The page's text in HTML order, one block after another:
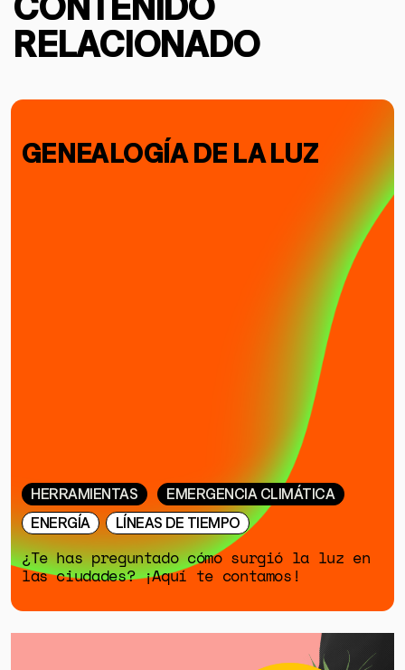
RELACIONADO
GENEALOGÍA DE LA LUZ
HERRAMIENTAS
EMERGENCIA CLIMÁTICA
ENERGÍA
LÍNEAS DE TIEMPO
¿Te has preguntado cómo surgió la luz en
las ciudades? ¡Aquí te contamos!